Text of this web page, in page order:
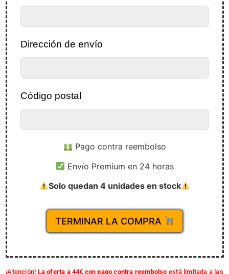
Dirección de envío
Código postal
Pago contra reembolso
Envío Premium en 24 horas
Solo quedan 4 unidades en stock
TERMINAR LA COMPRA
¡Atención! La oferta a 44€ con pago contra reembolso está limitada a las